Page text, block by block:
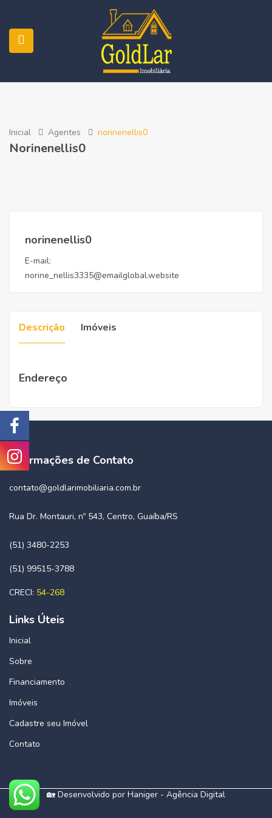
Inicial Agentes norinenellis0
Norinenellis0
norinenellis0
E-mail:
norine_nellis3335@emailglobal.website
Descrição Imóveis
Endereço
Informações de Contato
contato@goldlarimobiliaria.com.br
Rua Dr. Montauri, nº 543, Centro, Guaíba/RS
(51) 3480-2253
(51) 99515-3788
CRECI: 54-268
Links Úteis
Inicial
Sobre
Financiamento
Imóveis
Cadastre seu Imóvel
Contato
🏡 Desenvolvido por Haniger - Agência Digital